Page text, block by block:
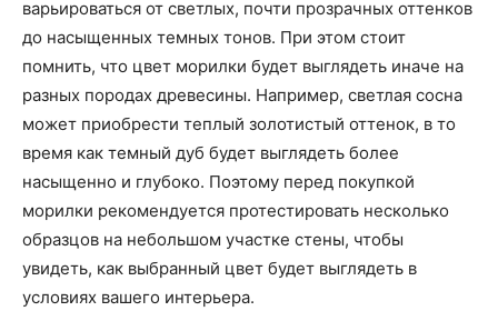
варьироваться от светлых, почти прозрачных оттенков
до насыщенных темных тонов. При этом стоит
помнить, что цвет морилки будет выглядеть иначе на
разных породах древесины. Например, светлая сосна
может приобрести теплый золотистый оттенок, в то
время как темный дуб будет выглядеть более
насыщенно и глубоко. Поэтому перед покупкой
морилки рекомендуется протестировать несколько
образцов на небольшом участке стены, чтобы
увидеть, как выбранный цвет будет выглядеть в
условиях вашего интерьера.